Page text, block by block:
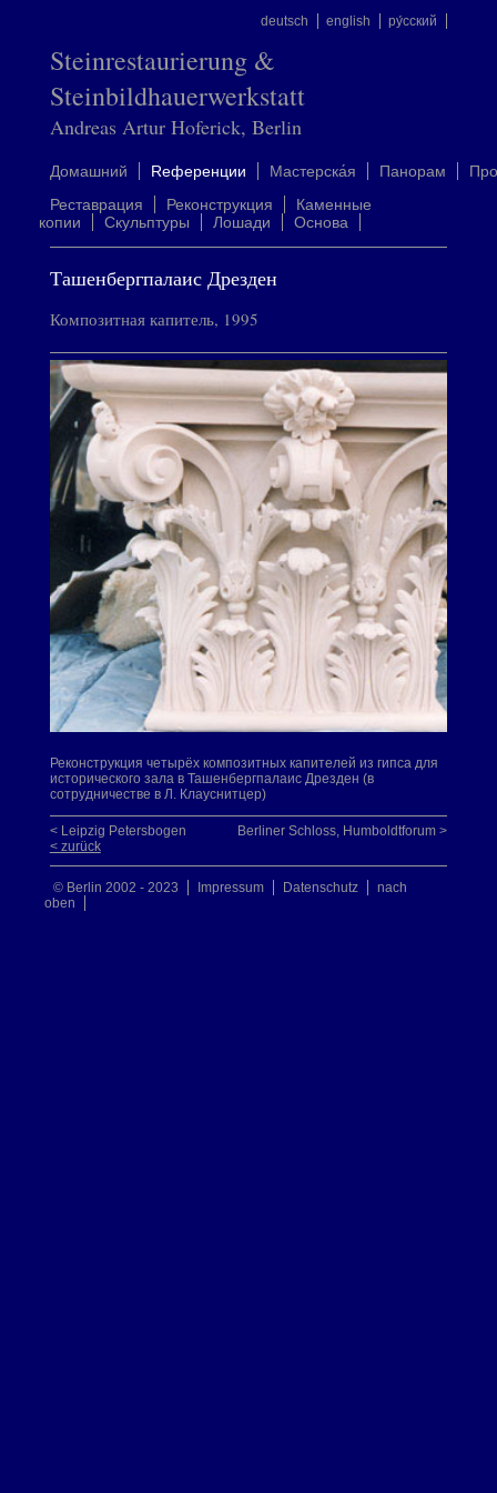
deutsch english ру́сский
Steinrestaurierung &
Steinbildhauerwerkstatt
Andreas Artur Hoferick, Berlin
Домашний Rеференции Mастерска́я Панорам
Реставрация
Реконструкция
Каменные
копии
Скульптуры Лошади Oснова
Ташенбергпалаис Дрезден
Композитная капитель, 1995
Реконструкция четырёх композитных капителей из гипса для
исторического зала в Ташенбергпалаис Дрезден (в
сотрудничестве в Л. Клауснитцер)
Berliner Schloss, Humboldtforum >
< Leipzig Petersbogen
< zurück
© Berlin 2002 - 2023 Impressum Datenschutz
nach
oben